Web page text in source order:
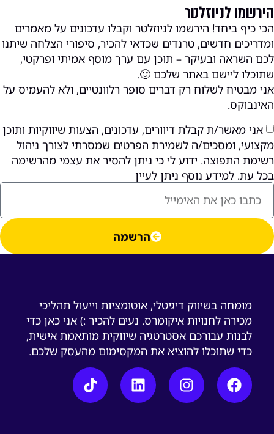
הירשמו לניוזלטר
הכי כיף ביחד! הירשמו לניוזלטר וקבלו עדכונים על מאמרים
ומדריכים חדשים, טרנדים שכדאי להכיר, סיפורי הצלחה שיתנו
לכם השראה ובעיקר – תוכן עם ערך מוסף אמיתי ופרקטי,
שתוכלו ליישם באתר שלכם 🙂.
אני מבטיח לשלוח רק דברים סופר רלוונטיים, ולא להעמיס על
האינבוקס.
אני מאשר/ת קבלת דיוורים, עדכונים, הצעות שיווקיות ותוכן
מקצועי, ומסכים/ה לשמירת הפרטים שמסרתי לצורך ניהול
רשימת התפוצה. ידוע לי כי ניתן להסיר את עצמי מהרשימה
בכל עת. למידע נוסף ניתן לעיין
הרשמה
מומחה בשיווק דיגיטלי, אוטומציות וייעול תהליכי
מכירה לחנויות איקומרס. נעים להכיר :) אני כאן כדי
לבנות עבורכם אסטרטגיה שיווקית מותאמת אישית,
כדי שתוכלו להוציא את המקסימום מהעסק שלכם.